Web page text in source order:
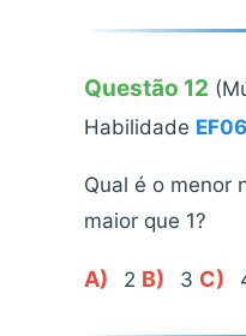
Questão 12
Habilidade
Qual é o menor
maior que 1?
A) 2 B) 3 C)